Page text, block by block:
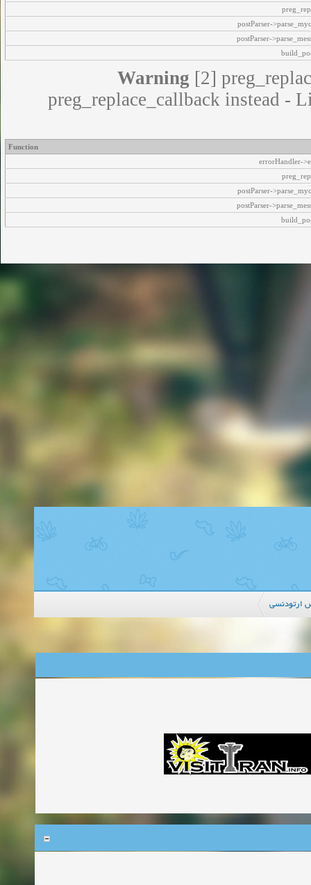
postParser-
postParser-
Warning [2]
preg_replace_callback instead -
Function
errorHandler-
postParser-
postParser-
ارتودنسی